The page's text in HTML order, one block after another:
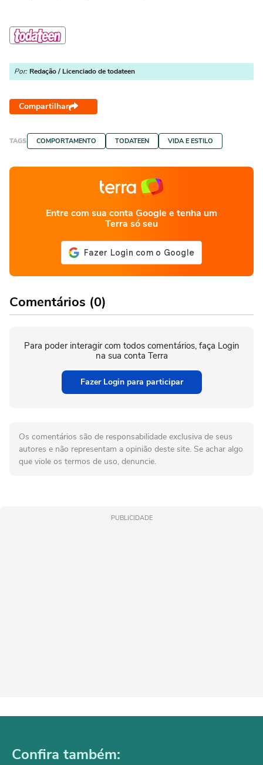
Por: Redação / Licenciado de todateen
Compartilhar
TAGS COMPORTAMENTO TODATEEN VIDA E ESTILO
Entre com sua conta Google e tenha um
Terra só seu
Comentários (0)
Para poder interagir com todos comentários, faça Login
na sua conta Terra
Fazer Login para participar
Os comentários são de responsabilidade exclusiva de seus
autores e não representam a opinião deste site. Se achar algo
que viole os termos de uso, denuncie.
PUBLICIDADE
Confira também: